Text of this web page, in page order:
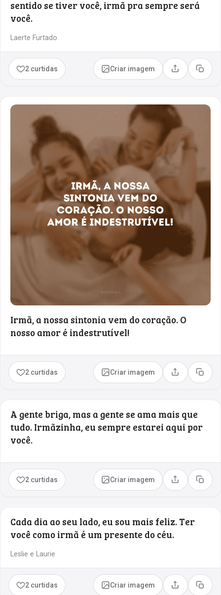
sentido se tiver você, irmã pra sempre será
você.
Laerte Furtado
2 curtidas Criar imagem Compartilhar
Copiar
Irmã, a nossa sintonia vem do coração. O
nosso amor é indestrutível!
2 curtidas Criar imagem Compartilhar
Copiar
A gente briga, mas a gente se ama mais que
tudo. Irmãzinha, eu sempre estarei aqui por
você.
2 curtidas Criar imagem Compartilhar
Copiar
Cada dia ao seu lado, eu sou mais feliz. Ter
você como irmã é um presente do céu.
Leslie e Laurie
2 curtidas Criar imagem Compartilhar
Copiar